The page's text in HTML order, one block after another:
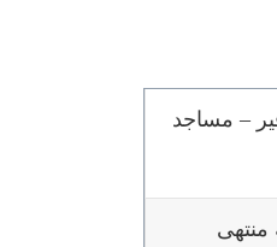
– مساجد